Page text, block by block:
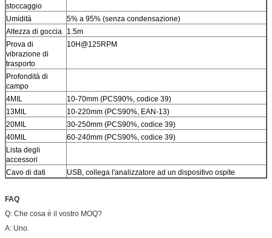
stoccaggio
Umidità
5% a 95% (senza condensazione)
Altezza di goccia
1.5m
Prova di
vibrazione di
trasporto
10H@125RPM
Profondità di
campo
4MIL
10-70mm (PCS90%, codice 39)
13MIL
10-220mm (PCS90%, EAN-13)
20MIL
30-250mm (PCS90%, codice 39)
40MIL
60-240mm (PCS90%, codice 39)
Lista degli
accessori
Cavo di dati
USB, collega l'analizzatore ad un dispositivo ospite
FAQ
Q: Che cosa è il vostro MOQ?
A: Uno.